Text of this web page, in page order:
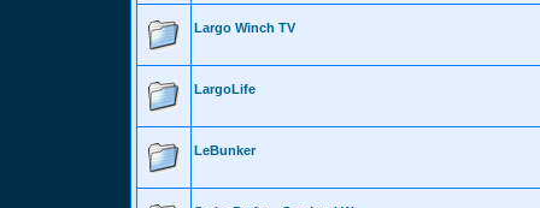
Largo Winch TV
LargoLife
LeBunker